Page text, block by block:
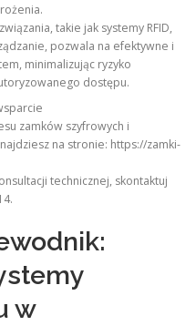
takie jak systemy RFID,
pozwala na efektywne i
minimalizując ryzyko
dostępu.
zamków szyfrowych i
na stronie: https://zamki-
technicznej, skontaktuj
w